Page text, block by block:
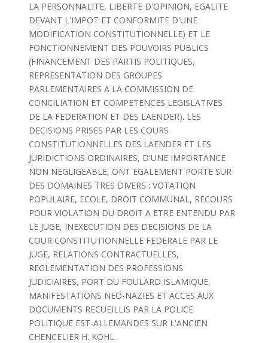
LA PERSONNALITE, LIBERTE D'OPINION, EGALITE
DEVANT L'IMPOT ET CONFORMITE D'UNE
MODIFICATION CONSTITUTIONNELLE) ET LE
FONCTIONNEMENT DES POUVOIRS PUBLICS
(FINANCEMENT DES PARTIS POLITIQUES,
REPRESENTATION DES GROUPES
PARLEMENTAIRES A LA COMMISSION DE
CONCILIATION ET COMPETENCES LEGISLATIVES
DE LA FEDERATION ET DES LAENDER). LES
DECISIONS PRISES PAR LES COURS
CONSTITUTIONNELLES DES LAENDER ET LES
JURIDICTIONS ORDINAIRES, D'UNE IMPORTANCE
NON NEGLIGEABLE, ONT EGALEMENT PORTE SUR
DES DOMAINES TRES DIVERS : VOTATION
POPULAIRE, ECOLE, DROIT COMMUNAL, RECOURS
POUR VIOLATION DU DROIT A ETRE ENTENDU PAR
LE JUGE, INEXECUTION DES DECISIONS DE LA
COUR CONSTITUTIONNELLE FEDERALE PAR LE
JUGE, RELATIONS CONTRACTUELLES,
REGLEMENTATION DES PROFESSIONS
JUDICIAIRES, PORT DU FOULARD ISLAMIQUE,
MANIFESTATIONS NEO-NAZIES ET ACCES AUX
DOCUMENTS RECUEILLIS PAR LA POLICE
POLITIQUE EST-ALLEMANDES SUR L'ANCIEN
CHENCELIER H. KOHL.